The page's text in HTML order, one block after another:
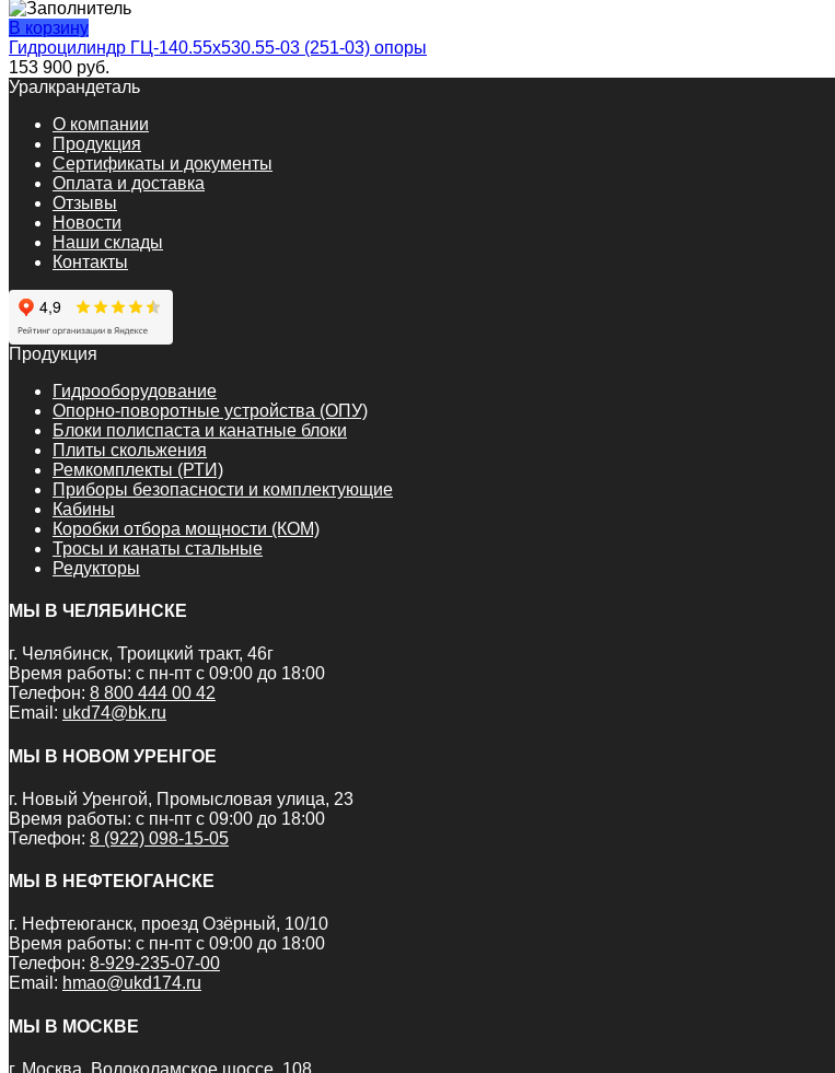
В корзину
Гидроцилиндр ГЦ-140.55х530.55-03 (251-03) опоры
153 900 руб.
Уралкрандеталь
О компании
Продукция
Сертификаты и документы
Оплата и доставка
Отзывы
Новости
Наши склады
Контакты
Продукция
Гидрооборудование
Опорно-поворотные устройства (ОПУ)
Блоки полиспаста и канатные блоки
Плиты скольжения
Ремкомплекты (РТИ)
Приборы безопасности и комплектующие
Кабины
Коробки отбора мощности (КОМ)
Тросы и канаты стальные
Редукторы
МЫ В ЧЕЛЯБИНСКЕ
г. Челябинск, Троицкий тракт, 46г
Время работы: с пн-пт с 09:00 до 18:00
Телефон: 8 800 444 00 42
Email: ukd74@bk.ru
МЫ В НОВОМ УРЕНГОЕ
г. Новый Уренгой, Промысловая улица, 23
Время работы: с пн-пт с 09:00 до 18:00
Телефон: 8 (922) 098-15-05
МЫ В НЕФТЕЮГАНСКЕ
г. Нефтеюганск, проезд Озёрный, 10/10
Время работы: с пн-пт с 09:00 до 18:00
Телефон: 8-929-235-07-00
Email: hmao@ukd174.ru
МЫ В МОСКВЕ
г. Москва, Волоколамское шоссе, 108